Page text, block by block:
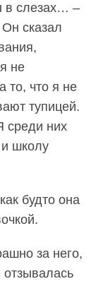
в слезах… –
сказал
не
то, что я не
тупицей.
среди них
школу
будто она
за него,